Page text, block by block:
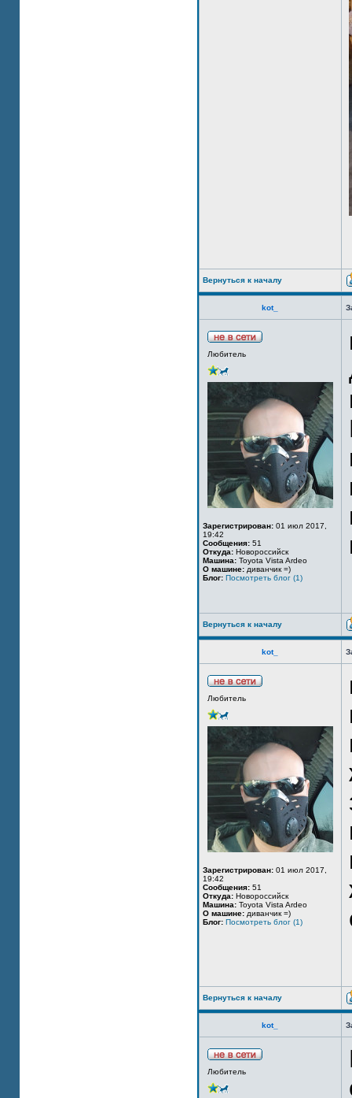
Вернуться к началу
kot_
Любитель
Зарегистрирован: 01 июл 2017,
19:42
Сообщения: 51
Откуда: Новороссийск
Машина: Toyota Vista Ardeo
О машине: диванчик =)
Блог: Посмотреть блог (1)
Вернуться к началу
kot_
Любитель
Зарегистрирован: 01 июл 2017,
19:42
Сообщения: 51
Откуда: Новороссийск
Машина: Toyota Vista Ardeo
О машине: диванчик =)
Блог: Посмотреть блог (1)
Вернуться к началу
kot_
Любитель